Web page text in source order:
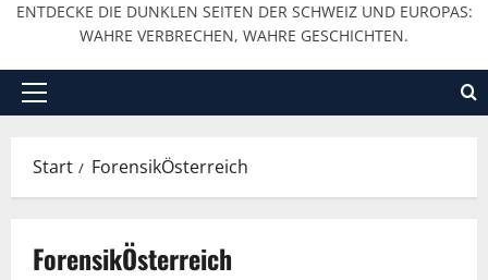
ENTDECKE DIE DUNKLEN SEITEN DER SCHWEIZ UND EUROPAS:
WAHRE VERBRECHEN, WAHRE GESCHICHTEN.
Start ForensikÖsterreich
ForensikÖsterreich